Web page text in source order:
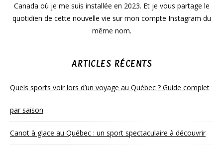
Canada où je me suis installée en 2023. Et je vous partage le
quotidien de cette nouvelle vie sur mon compte Instagram du
même nom.
ARTICLES RÉCENTS
Quels sports voir lors d’un voyage au Québec ? Guide complet
par saison
Canot à glace au Québec : un sport spectaculaire à découvrir